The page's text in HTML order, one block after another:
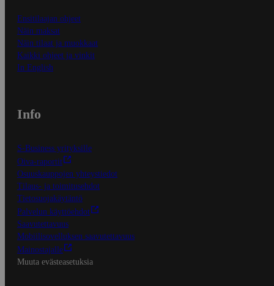
Ensitilaajan ohjeet
Näin maksat
Näin tilaat ja muokkaat
Kaikki ohjeet ja vinkit
In English
Info
S-Business yrityksille
Oiva-raportit
Osuuskauppojen yhteystiedot
Tilaus- ja toimitusehdot
Tietosuojakäytäntö
Palvelun käyttöehdot
Saavutettavuus
Mobiilisovelluksen saavutettavuus
Mainostajalle
Muuta evästeasetuksia